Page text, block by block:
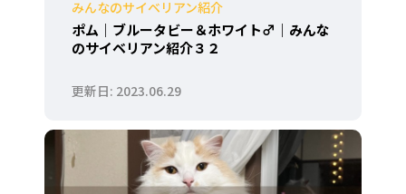
みんなのサイベリアン紹介
ポム｜ブルータビー＆ホワイト♂｜みんな
のサイベリアン紹介３２
2023.06.29